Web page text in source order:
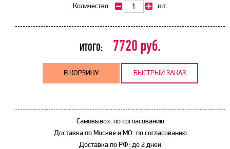
Количество шт.
ИТОГО: 7720 руб.
В КОРЗИНУ БЫСТРЫЙ ЗАКАЗ
Самовывоз: по согласованию
Доставка по Москве и МО: по согласованию
Доставка по РФ: до 2 дней